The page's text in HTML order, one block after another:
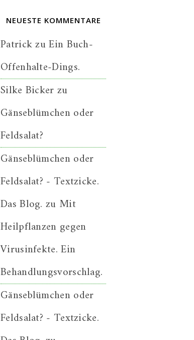
NEUESTE KOMMENTARE
PatrickzuEin Buch-
Offenhalte-Dings.
Silke Bickerzu
Gänseblümchen oder
Feldsalat?
Gänseblümchen oder
Feldsalat? - Textzicke.
Das Blog. zu Mit
Heilpflanzen gegen
Virusinfekte. Ein
Behandlungsvorschlag.
Gänseblümchen oder
Feldsalat? - Textzicke.